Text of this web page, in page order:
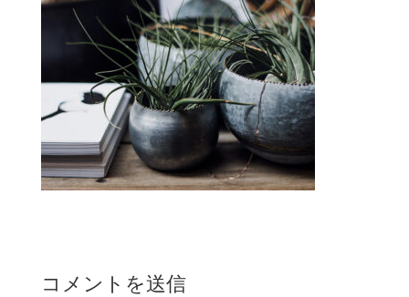
コメントを送信